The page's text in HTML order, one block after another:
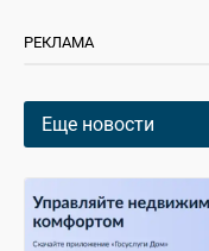
РЕКЛАМА
Еще новости